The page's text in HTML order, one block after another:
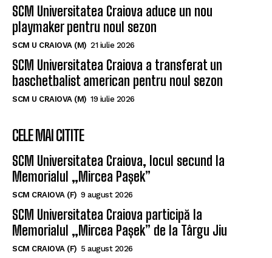
SCM U CRAIOVA (M) 21 iulie 2026
SCM Universitatea Craiova a transferat un
baschetbalist american pentru noul sezon
SCM U CRAIOVA (M) 19 iulie 2026
CELE MAI CITITE
SCM Universitatea Craiova, locul secund la
Memorialul „Mircea Pașek”
SCM CRAIOVA (F) 9 august 2026
SCM Universitatea Craiova participă la
Memorialul „Mircea Pașek” de la Târgu Jiu
SCM CRAIOVA (F) 5 august 2026
SCM Universitatea Craiova a împrumutat o
tânără handbalistă de la Rapid București